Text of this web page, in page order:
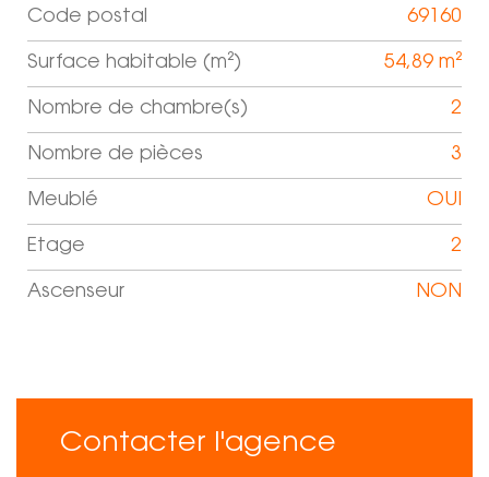
Label Value
Code postal 69160
Surface habitable (m²) 54,89 m²
Nombre de chambre(s) 2
Nombre de pièces 3
Meublé OUI
Etage 2
Ascenseur NON
Contacter l'agence